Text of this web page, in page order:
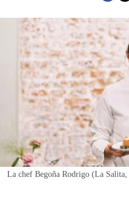
La chef Begoña Rodrigo (La Salita,